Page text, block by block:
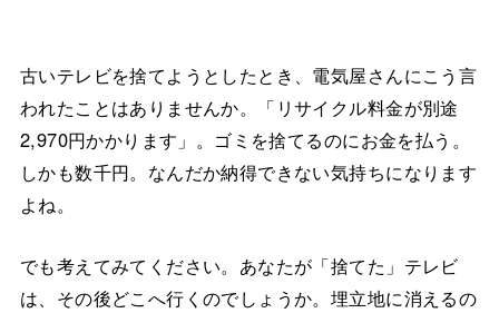
古いテレビを捨てようとしたとき、電気屋さんにこう言
われたことはありませんか。「リサイクル料金が別途
2,970円かかります」。ゴミを捨てるのにお金を払う。
しかも数千円。なんだか納得できない気持ちになります
よね。
でも考えてみてください。あなたが「捨てた」テレビ
は、その後どこへ行くのでしょうか。埋立地に消えるの